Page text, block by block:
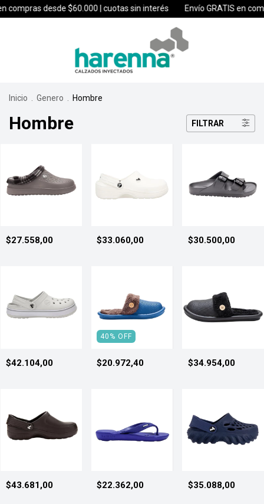
desde $60.000 | cuotas sin interés Envío GRATIS en compras
Inicio Genero Hombre
Hombre FILTRAR
$27.558,00 $33.060,00 $30.500,00
$42.104,00
40 % OFF
$20.972,40 $34.954,00
$43.681,00 $22.362,00 $35.088,00